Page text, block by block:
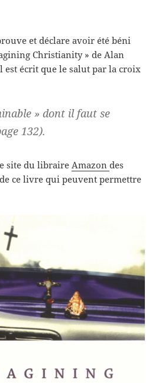
et déclare avoir été béni
Christianity » de Alan
est écrit que le salut par la croix
» dont il faut se
132).
site du libraireAmazondes
ce livre qui peuvent permettre